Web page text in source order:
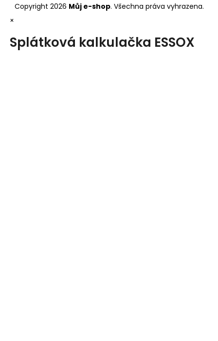
Copyright 2026 Můj e-shop. Všechna práva vyhrazena.
×
Splátková kalkulačka ESSOX